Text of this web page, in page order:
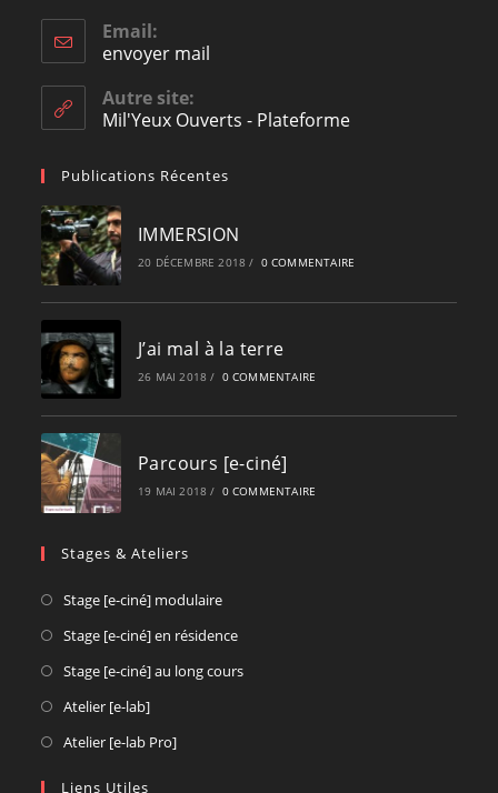
Email:
envoyer mail
application
Autre site:
Mil'Yeux Ouverts - Plateforme
Publications Récentes
IMMERSION
20 DÉCEMBRE 2018 / 0 COMMENTAIRE
J’ai mal à la terre
26 MAI 2018 / 0 COMMENTAIRE
Parcours [e-ciné]
19 MAI 2018 / 0 COMMENTAIRE
Stages & Ateliers
Stage [e-ciné] modulaireOpens
new
Stage [e-ciné] en résidenceOpens
Stage [e-ciné] au long coursOpens
Atelier [e-lab]Opens
Atelier [e-lab Pro]Opens
Liens Utiles